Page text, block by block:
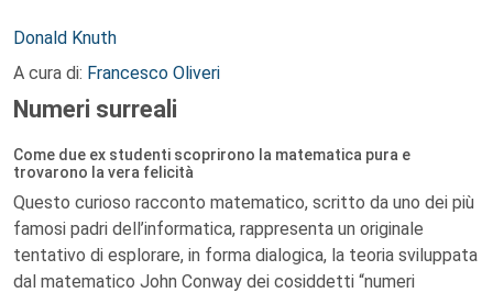
Autori:
Donald Knuth
A cura di: Francesco Oliveri
Numeri surreali
Come due ex studenti scoprirono la matematica pura e
trovarono la vera felicità
Questo curioso racconto matematico, scritto da uno dei più
famosi padri dell’informatica, rappresenta un originale
tentativo di esplorare, in forma dialogica, la teoria sviluppata
dal matematico John Conway dei cosiddetti “numeri